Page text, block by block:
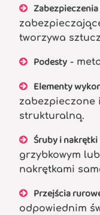
tworzywa
Podesty -
Elementy
zabezpieczone
strukturalną.
Śruby i nakrętki
grzybkowym
nakrętkami
Przejścia
odpowiednim